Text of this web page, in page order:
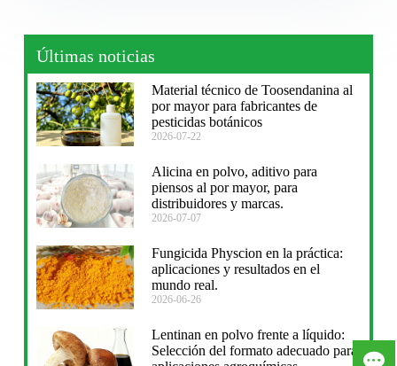
Últimas noticias
Material técnico de Toosendanina al
por mayor para fabricantes de
pesticidas botánicos
2026-07-22
Alicina en polvo, aditivo para
piensos al por mayor, para
distribuidores y marcas.
2026-07-07
Fungicida Physcion en la práctica:
aplicaciones y resultados en el
mundo real.
2026-06-26
Lentinan en polvo frente a líquido:
Selección del formato adecuado para